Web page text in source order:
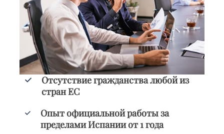
Отсутствие гражданства любой из
стран ЕС
Опыт официальной работы за
пределами Испании от 1 года